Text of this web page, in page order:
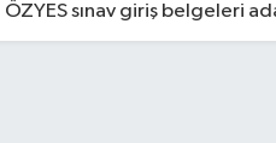
ÖZYES sınav giriş belgeleri